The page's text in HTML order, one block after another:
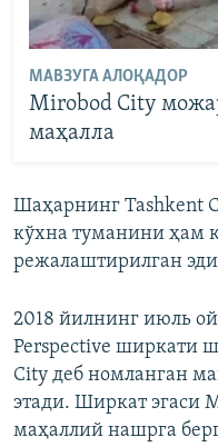
МАВЗУГА АЛОҚАДОР
Mirobod City
маҳалла
Шаҳарнинг Tashkent
кўхна туманини ҳам
режалаштирилган
2018 йилнинг июль
Perspective ширкати
City деб номланган
этади. Ширкат эгаси
маҳаллий нашрга